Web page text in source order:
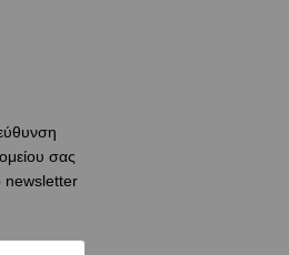
σας
newsletter